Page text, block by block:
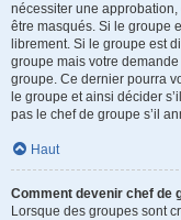
nécessiter une approbation,
être masqués. Si le groupe
librement. Si le groupe est
groupe mais votre
groupe. Ce dernier pourra
le groupe et ainsi décider
pas le chef de groupe s’il
Haut
Comment devenir chef de
Lorsque des groupes sont